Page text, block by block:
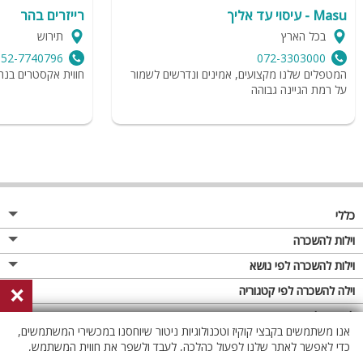
Masu - עיסוי עד אליך
בכל הארץ
072-3303000
המטפלים שלנו מקצועים, אמינים ונדרשים לשמור
על רמת הגיינה גבוהה
רייזרים בהר
תירוש
7740796
חווית אקסטרים
כללי
מגזין
פרסום באתר
תקנון
מדיניות פרטיות
וילות להשכרה
וילות בצפון
וילות במרכז
וילות בדרום
וילות באילת
וילות להשכרה לפי נושא
וילה לזוגות
וילות למשפחות
וילות לציבור הדתי
וילה להשכרה לפי קטגוריה
וילות עם בריכה
וילה עם בריכה מחוממת
לופטים להשכרה
לופט
×
אנו משתמשים בקבצי קוקיז וטכנולוגיות ניטור שיוחסנו במכשירי המשתמשים,
כדי לאפשר לאתר שלנו לפעול כהלכה, לעבד ולשפר את חווית המשתמש,